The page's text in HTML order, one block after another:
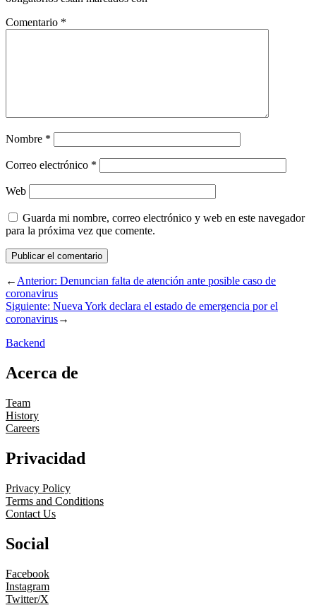
Comentario *
Nombre *
Correo electrónico *
Web
Guarda mi nombre, correo electrónico y web en este navegador
para la próxima vez que comente.
←Anterior: Denuncian falta de atención ante posible caso de
coronavirus
Siguiente: Nueva York declara el estado de emergencia por el
coronavirus→
Backend
Acerca de
Team
History
Careers
Privacidad
Privacy Policy
Terms and Conditions
Contact Us
Social
Facebook
Instagram
Twitter/X